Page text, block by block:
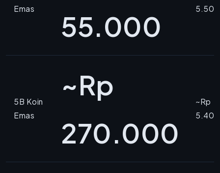
Emas
55.000
5.500
5B Koin
Emas
~Rp
270.000
~Rp
5.400